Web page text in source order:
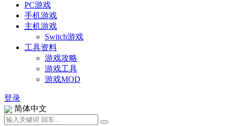
PC游戏
手机游戏
主机游戏
Switch游戏
工具资料
游戏攻略
游戏工具
游戏MOD
登录
简体中文